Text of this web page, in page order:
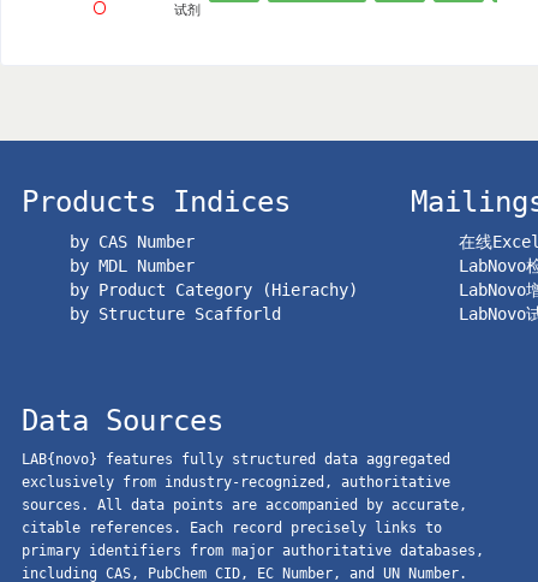
试剂
Products Indices
by CAS Number
by MDL Number
by Product Category (Hierachy)
by Structure Scafforld
在线
LabNovo
LabNovo
LabNovo
Data Sources
LAB{novo} features fully structured data aggregated
exclusively from industry-recognized, authoritative
sources. All data points are accompanied by accurate,
citable references. Each record precisely links to
primary identifiers from major authoritative databases,
including CAS, PubChem CID, EC Number, and UN Number.